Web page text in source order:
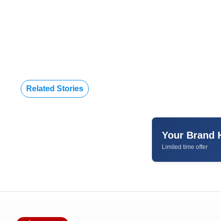
Related Stories
Your Brand
Limited time offer